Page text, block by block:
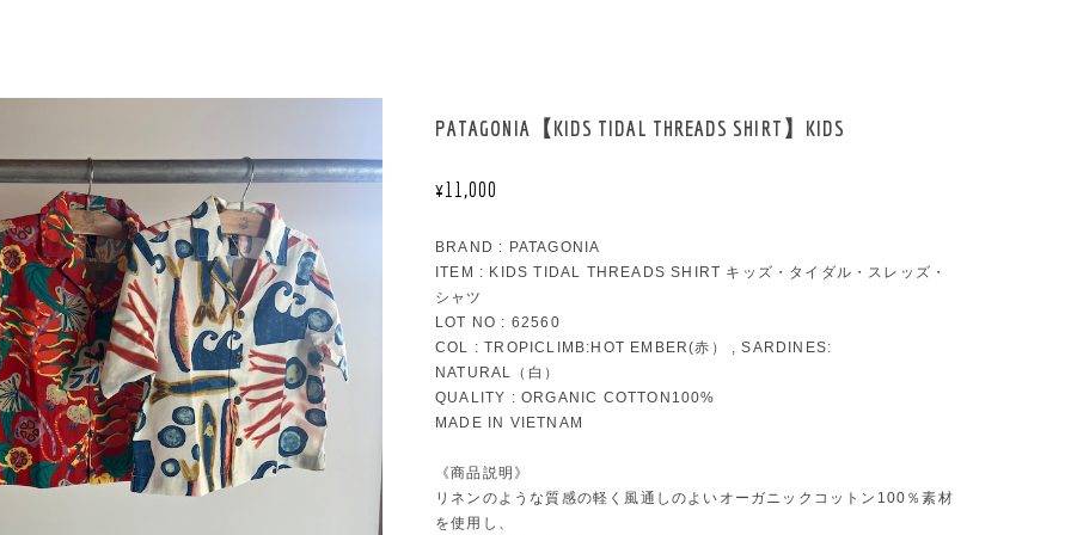
PATAGONIA【KIDS TIDAL THREADS SHIRT】KIDS
¥11,000
BRAND : PATAGONIA
ITEM : KIDS TIDAL THREADS SHIRT キッズ・タイダル・スレッズ・
シャツ
LOT NO : 62560
COL : TROPICLIMB:HOT EMBER(赤） , SARDINES:
NATURAL（白）
QUALITY : ORGANIC COTTON100%
MADE IN VIETNAM
《商品説明》
リネンのような質感の軽く風通しのよいオーガニックコットン100％素材
を使用し、